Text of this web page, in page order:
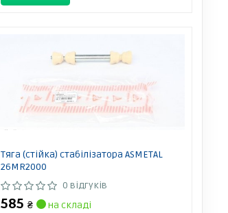
Тяга (стійка) стабілізатора ASMETAL
26MR2000
0 відгуків
585₴
на складі